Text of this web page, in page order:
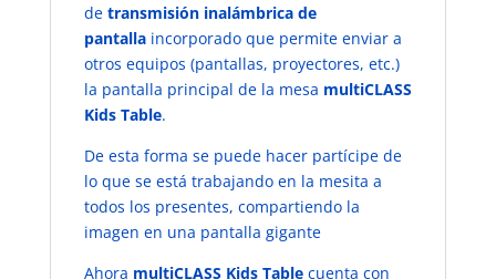
de transmisión inalámbrica de
pantallaincorporado que permite enviar a
otros equipos (pantallas, proyectores, etc.)
la pantalla principal de la mesa multiCLASS
Kids Table.
De esta forma se puede hacer partícipe de
lo que se está trabajando en la mesita a
todos los presentes, compartiendo la
imagen en una pantalla gigante
Ahora multiCLASS Kids Tablecuenta con